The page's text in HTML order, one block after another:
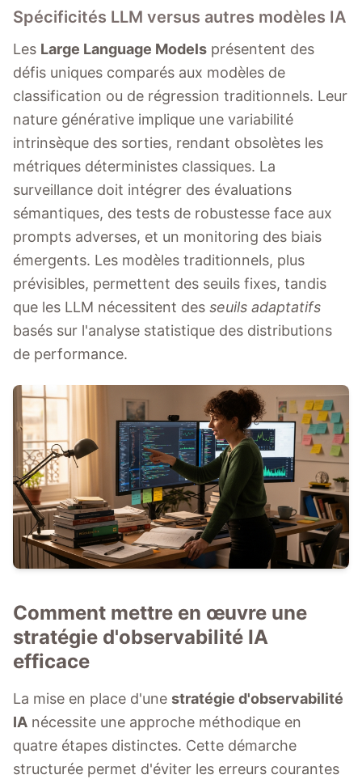
Spécificités LLM versus autres modèles IA
Les Large Language Models présentent des
défis uniques comparés aux modèles de
classification ou de régression traditionnels. Leur
nature générative implique une variabilité
intrinsèque des sorties, rendant obsolètes les
métriques déterministes classiques. La
surveillance doit intégrer des évaluations
sémantiques, des tests de robustesse face aux
prompts adverses, et un monitoring des biais
émergents. Les modèles traditionnels, plus
prévisibles, permettent des seuils fixes, tandis
que les LLM nécessitent des seuils adaptatifs
basés sur l'analyse statistique des distributions
de performance.
Comment mettre en œuvre une
stratégie d'observabilité IA
efficace
La mise en place d'une stratégie d'observabilité
IA nécessite une approche méthodique en
quatre étapes distinctes. Cette démarche
structurée permet d'éviter les erreurs courantes